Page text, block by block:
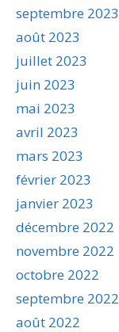
septembre 2023
août 2023
juillet 2023
juin 2023
mai 2023
avril 2023
mars 2023
février 2023
janvier 2023
décembre 2022
novembre 2022
octobre 2022
septembre 2022
août 2022